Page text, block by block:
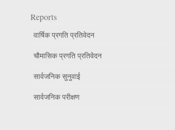
Reports
वार्षिक प्रगति प्रतिवेदन
चौमासिक प्रगति प्रतिवेदन
सार्वजनिक सुनुवाई
सार्वजनिक परीक्षण